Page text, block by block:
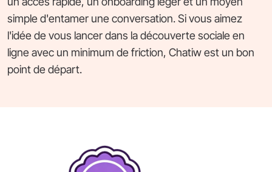
simple d'entamer une conversation. Si vous aimez
l'idée de vous lancer dans la découverte sociale en
ligne avec un minimum de friction, Chatiw est un bon
point de départ.